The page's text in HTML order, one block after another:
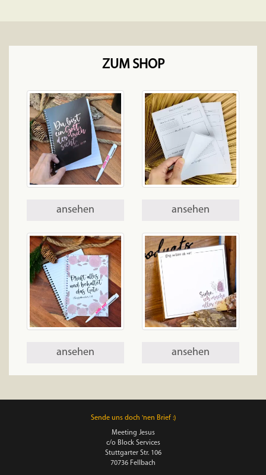
ZUM SHOP
ansehen ansehen
ansehen ansehen
Sende uns doch 'nen Brief :)
Meeting Jesus
c/o Block Services
Stuttgarter Str. 106
70736 Fellbach